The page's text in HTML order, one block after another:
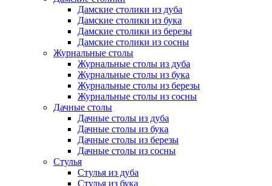
Дамские столики из дуба
Дамские столики из бука
Дамские столики из березы
Дамские столики из сосны
Журнальные столы
Журнальные столы из дуба
Журнальные столы из бука
Журнальные столы из березы
Журнальные столы из сосны
Дачные столы
Дачные столы из дуба
Дачные столы из бука
Дачные столы из березы
Дачные столы из сосны
Стулья
Стулья из дуба
Стулья из бука